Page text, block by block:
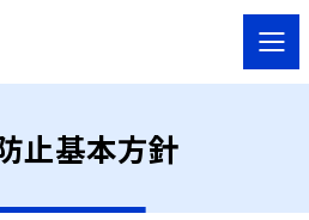
止基本方針